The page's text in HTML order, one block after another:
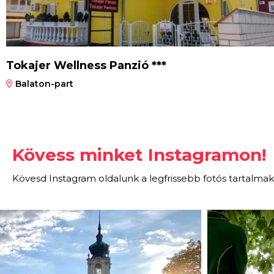
Tokajer Wellness Panzió ***
Balaton-part
Kövess minket Instagramon!
Kövesd Instagram oldalunk a legfrissebb fotós